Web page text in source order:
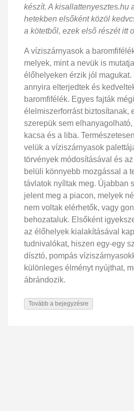
készít. A kisallattenyesztes.hu
hetekben elsőként közöl
a kötetből, ezek első részét itt
A víziszárnyasok a
melyek, mint a nevük is
élőhelyeken érzik jól magukat.
annyira elterjedtek és
baromfifélék. Egyes fajták
élelmiszerforrást biztosítanak,
szerepük sem
kacsa és a liba.
velük a víziszárnyasok
törvények módosításával és
belüli könnyebb mozgással a
távlatok nyíltak meg. Újabban
jelent meg a piacon, melyek
nem voltak elérhetők, vagy
behozataluk. Elsőként
az élőhelyek kialakításával
tudnivalókat, hiszen egy-egy
dísztó, pompás
különleges élményt nyújthat,
ábrándozik.
Tovább a bejegyzésre